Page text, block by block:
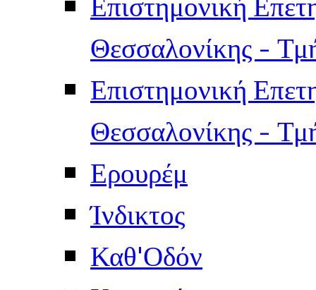
Θεσσαλονίκης -
Επιστημονική
Θεσσαλονίκης -
Ερουρέμ
Ίνδικτος
Καθ'Οδόν